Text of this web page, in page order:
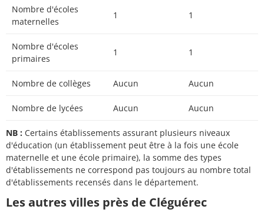
Nombre d'écoles
maternelles
1 1
Nombre d'écoles
primaires
1 1
Nombre de collèges Aucun Aucun
Nombre de lycées Aucun Aucun
NB : Certains établissements assurant plusieurs niveaux
d'éducation (un établissement peut être à la fois une école
maternelle et une école primaire), la somme des types
d'établissements ne correspond pas toujours au nombre total
d'établissements recensés dans le département.
Les autres villes près de Cléguérec